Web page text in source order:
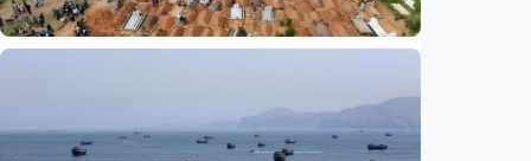
UNICEF: Wabah Ebola tewaskan 330 anak di
RD Kongo, balita jadi korban terbanyak